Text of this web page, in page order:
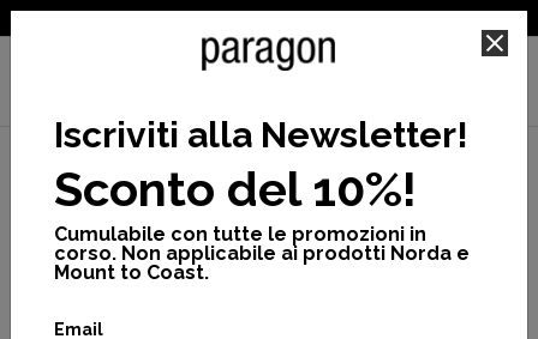
Dove siamo
Vieni a scoprire tutti i nostri migliori prodotti direttamente
nei negozi ufficiali Paragon. Troverai le nostre novità e
Iscriviti alla Newsletter!
Sconto del 10%!
Cumulabile con tutte le promozioni in
corso. Non applicabile ai prodotti Norda e
Mount to Coast.
Email